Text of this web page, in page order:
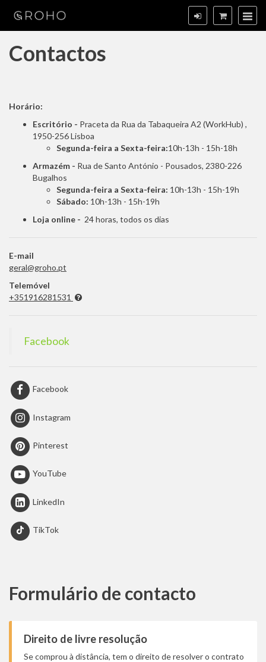
Contactos
Horário:
Escritório - Praceta da Rua da Tabaqueira A2 (WorkHub) ,
1950-256 Lisboa
Segunda-feira a Sexta-feira:10h-13h - 15h-18h
Armazém - Rua de Santo António - Pousados, 2380-226
Bugalhos
Segunda-feira a Sexta-feira: 10h-13h - 15h-19h
Sábado: 10h-13h - 15h-19h
Loja online - 24 horas, todos os dias
E-mail
geral@groho.pt
Telemóvel
+351916281531
Facebook
Facebook
Instagram
Pinterest
YouTube
LinkedIn
TikTok
Formulário de contacto
Direito de livre resolução
Se comprou à distância, tem o direito de resolver o contrato